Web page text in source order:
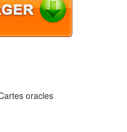
oracles